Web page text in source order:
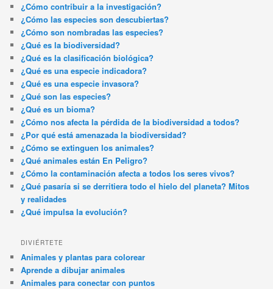
¿Cómo contribuir a la investigación?
¿Cómo las especies son descubiertas?
¿Cómo son nombradas las especies?
¿Qué es la biodiversidad?
¿Qué es la clasificación biológica?
¿Qué es una especie indicadora?
¿Qué es una especie invasora?
¿Qué son las especies?
¿Qué es un bioma?
¿Cómo nos afecta la pérdida de la biodiversidad a todos?
¿Por qué está amenazada la biodiversidad?
¿Cómo se extinguen los animales?
¿Qué animales están En Peligro?
¿Cómo la contaminación afecta a todos los seres vivos?
¿Qué pasaría si se derritiera todo el hielo del planeta? Mitos
y realidades
¿Qué impulsa la evolución?
DIVIÉRTETE
Animales y plantas para colorear
Aprende a dibujar animales
Animales para conectar con puntos